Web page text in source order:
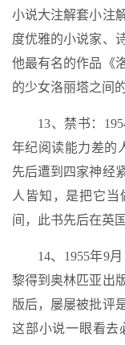
小说大注解套小注
度优雅的小说家、
他最有名的作品《
的少女洛丽塔之间
13、禁书：
年纪阅读能力差的
先后遭到四家神经
人皆知，是把它当
间，此书先后在英
14、1955年9
黎得到奥林匹亚出
版后，屡屡被批评
这部小说一眼看去